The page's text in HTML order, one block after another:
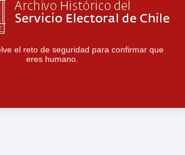
el reto de seguridad para confirmar que
eres humano.